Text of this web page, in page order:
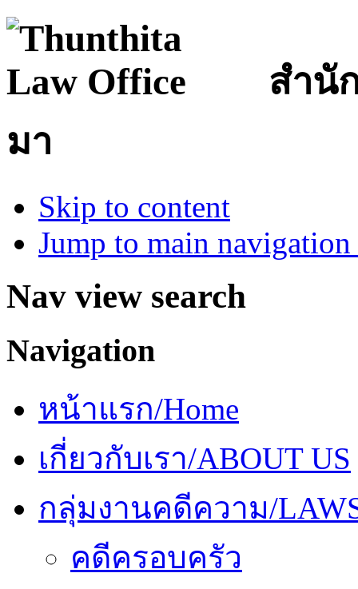
สำนั
มา
Skip to content
Jump to main
Nav view search
Navigation
หน้าแรก/Home
เกี่ยวกับเรา/ABOUT US
กลุ่มงานคดีความ/
คดีครอบครัว